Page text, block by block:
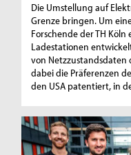
Die Umstellung auf
Grenze bringen. Um
Forschende der TH
Ladestationen
von
dabei die Präferenzen
den USA patentiert, in